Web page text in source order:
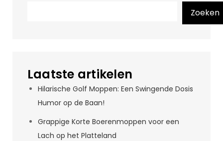
Zoeken
Laatste artikelen
Hilarische Golf Moppen: Een Swingende Dosis
Humor op de Baan!
Grappige Korte Boerenmoppen voor een
Lach op het Platteland